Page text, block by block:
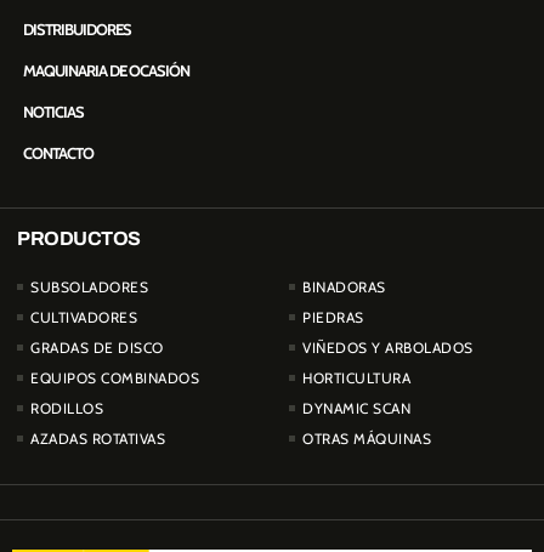
DISTRIBUIDORES
MAQUINARIA DE OCASIÓN
NOTICIAS
CONTACTO
PRODUCTOS
SUBSOLADORES
CULTIVADORES
GRADAS DE DISCO
EQUIPOS COMBINADOS
RODILLOS
AZADAS ROTATIVAS
BINADORAS
PIEDRAS
VIÑEDOS Y ARBOLADOS
HORTICULTURA
DYNAMIC SCAN
OTRAS MÁQUINAS